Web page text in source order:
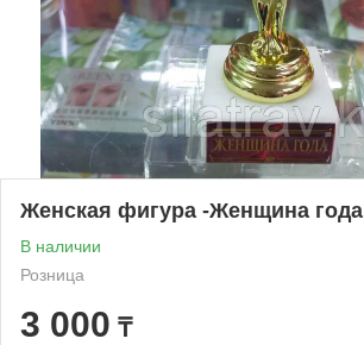
Женская фигура -Женщина года
В наличии
Розница
3 000 ₸